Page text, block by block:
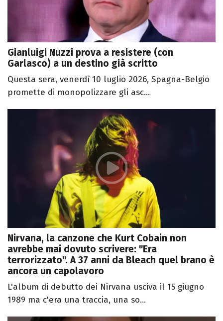
Gianluigi Nuzzi prova a resistere (con
Garlasco) a un destino già scritto
Questa sera, venerdì 10 luglio 2026, Spagna-Belgio
promette di monopolizzare gli asc...
Nirvana, la canzone che Kurt Cobain non
avrebbe mai dovuto scrivere: "Era
terrorizzato". A 37 anni da Bleach quel brano è
ancora un capolavoro
L'album di debutto dei Nirvana usciva il 15 giugno
1989 ma c'era una traccia, una so...